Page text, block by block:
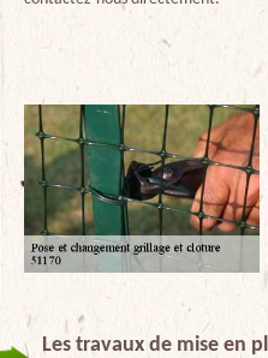
Les travaux de mise en